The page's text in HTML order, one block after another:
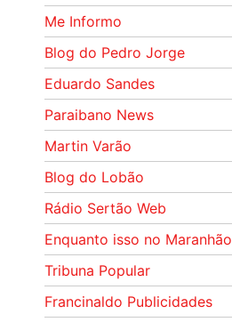
Me Informo
Blog do Pedro Jorge
Eduardo Sandes
Paraibano News
Martin Varão
Blog do Lobão
Rádio Sertão Web
Enquanto isso no Maranhão
Tribuna Popular
Francinaldo Publicidades